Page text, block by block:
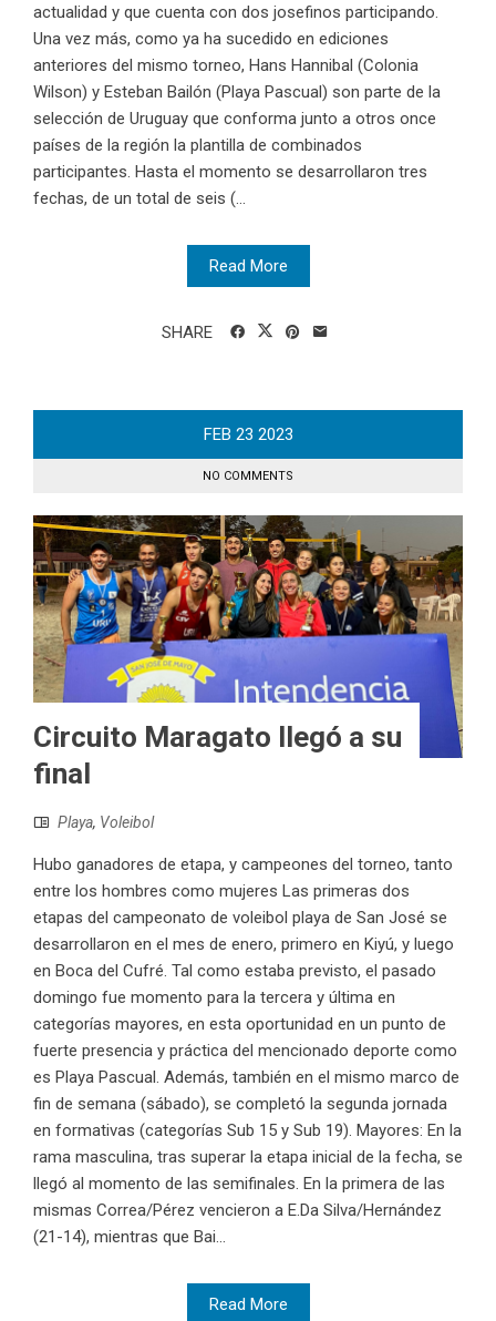
actualidad y que cuenta con dos josefinos participando.
Una vez más, como ya ha sucedido en ediciones
anteriores del mismo torneo, Hans Hannibal (Colonia
Wilson) y Esteban Bailón (Playa Pascual) son parte de la
selección de Uruguay que conforma junto a otros once
países de la región la plantilla de combinados
participantes. Hasta el momento se desarrollaron tres
fechas, de un total de seis (...
Read More
SHARE
FEB 23 2023
NO COMMENTS
Circuito Maragato llegó a su
final
Playa, Voleibol
Hubo ganadores de etapa, y campeones del torneo, tanto
entre los hombres como mujeres Las primeras dos
etapas del campeonato de voleibol playa de San José se
desarrollaron en el mes de enero, primero en Kiyú, y luego
en Boca del Cufré. Tal como estaba previsto, el pasado
domingo fue momento para la tercera y última en
categorías mayores, en esta oportunidad en un punto de
fuerte presencia y práctica del mencionado deporte como
es Playa Pascual. Además, también en el mismo marco de
fin de semana (sábado), se completó la segunda jornada
en formativas (categorías Sub 15 y Sub 19). Mayores: En la
rama masculina, tras superar la etapa inicial de la fecha, se
llegó al momento de las semifinales. En la primera de las
mismas Correa/Pérez vencieron a E.Da Silva/Hernández
(21-14), mientras que Bai...
Read More